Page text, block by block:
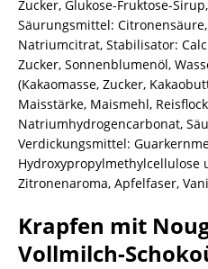
Zucker, Glukose-Fruktose-
Säurungsmittel:
Natriumcitrat, Stabilisator:
Zucker, Sonnenblumenöl,
(Kakaomasse, Zucker,
Maisstärke, Maismehl,
Natriumhydrogencarbonat,
Verdickungsmittel:
Hydroxypropylmethylcellulose
Zitronenaroma, Apfelfaser,
Krapfen mit
Vollmilch-